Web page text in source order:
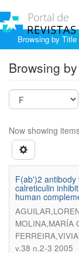
Browsing by Title
Browsing
Now showing
F(ab')2
calreticulin
human
MOLINA,MARÍA
v.38 n.2-3 2005